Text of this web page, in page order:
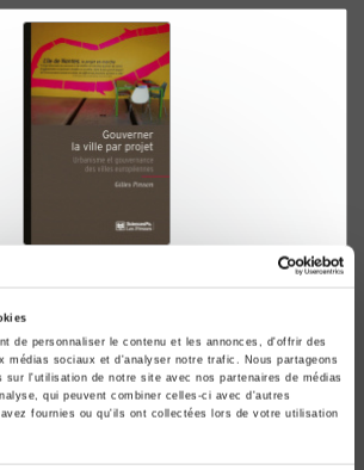
de personnaliser le contenu et les annonces, d'offrir des
médias sociaux et d'analyser notre trafic. Nous partageons
sur l'utilisation de notre site avec nos partenaires de médias
qui peuvent combiner celles-ci avec d'autres
fournies ou qu'ils ont collectées lors de votre utilisation
par projet
des villes européennes